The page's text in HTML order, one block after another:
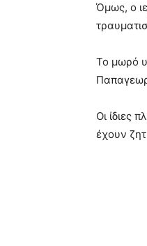
Όμως, ο
Το μωρό
Οι ίδιες
έχουν